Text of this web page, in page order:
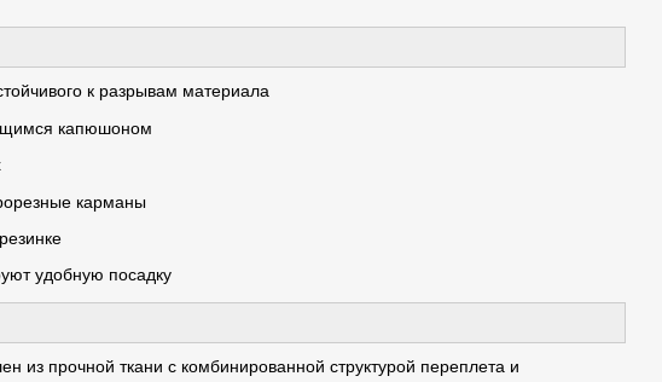
к разрывам материала
капюшоном
карманы
удобную посадку
из прочной ткани с комбинированной структурой переплета и